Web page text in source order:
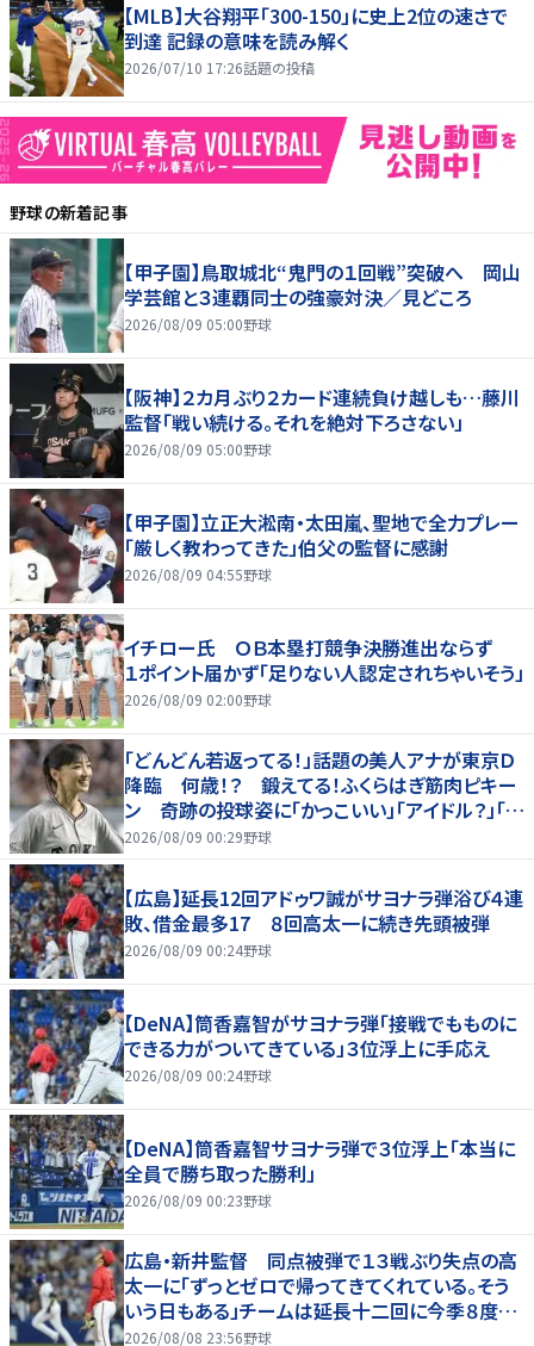
【MLB】大谷翔平「300-150」に史上2位の速さで
到達 記録の意味を読み解く
2026/07/10 17:26話題の投稿
野球の新着記事
【甲子園】鳥取城北“鬼門の１回戦”突破へ 岡山
学芸館と３連覇同士の強豪対決／見どころ
2026/08/09 05:00野球
【阪神】２カ月ぶり２カード連続負け越しも…藤川
監督「戦い続ける。それを絶対下ろさない」
2026/08/09 05:00野球
【甲子園】立正大淞南・太田嵐、聖地で全力プレー
「厳しく教わってきた」伯父の監督に感謝
2026/08/09 04:55野球
イチロー氏 ＯＢ本塁打競争決勝進出ならず
１ポイント届かず「足りない人認定されちゃいそう」
2026/08/09 02:00野球
「どんどん若返ってる！」話題の美人アナが東京Ｄ
降臨 何歳！？ 鍛えてる！ふくらはぎ筋肉ピキー
ン 奇跡の投球姿に「かっこいい」「アイドル？」「女
神」
2026/08/09 00:29野球
【広島】延長12回アドゥワ誠がサヨナラ弾浴び４連
敗、借金最多17 ８回高太一に続き先頭被弾
2026/08/09 00:24野球
【DeNA】筒香嘉智がサヨナラ弾「接戦でもものに
できる力がついてきている」３位浮上に手応え
2026/08/09 00:24野球
【DeNA】筒香嘉智サヨナラ弾で３位浮上「本当に
全員で勝ち取った勝利」
2026/08/09 00:23野球
広島・新井監督 同点被弾で１３戦ぶり失点の高
太一に「ずっとゼロで帰ってきてくれている。そう
いう日もある」チームは延長十二回に今季８度目
サヨナラ負け
2026/08/08 23:56野球